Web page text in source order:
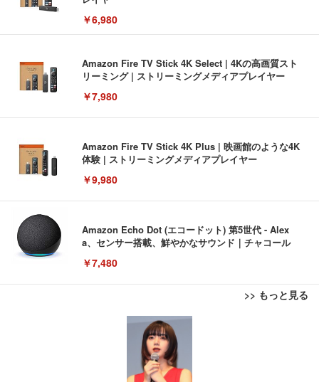
￥6,980
Amazon Fire TV Stick 4K Select | 4Kの高画質スト
リーミング | ストリーミングメディアプレイヤー
￥7,980
Amazon Fire TV Stick 4K Plus | 映画館のような4K
体験 | ストリーミングメディアプレイヤー
￥9,980
Amazon Echo Dot (エコードット) 第5世代 - Alex
a、センサー搭載、鮮やかなサウンド｜チャコール
￥7,480
>> もっと見る
[EdoErgo] オフィスチェア 椅子 テレワーク 疲れな
い 跳ね上げ式アームレスト コンパクト 約105度ロッ
キング pc 事務椅子 360度回転 座面昇降 強化ナイロ
ン樹脂ベース 通気性メッシュ 在宅ワーク H-WY01
(黒網+黒枠+黒足)
EIZO ビジネス向けプレミアムモニター | FlexScan
EV3240X-WT | 31.5型4K UHD・USB Type-C・ホワ
Amazonベーシック ペットシーツ 薄型 レギュラー 1
回使い捨て 無香料 ホワイト 300枚